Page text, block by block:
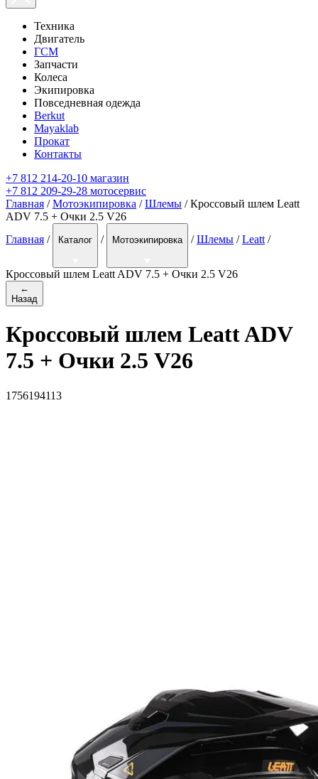
Техника
Двигатель
ГСМ
Запчасти
Колеса
Экипировка
Повседневная одежда
Berkut
Mayaklab
Прокат
Контакты
+7 812 214-20-10 магазин
+7 812 209-29-28 мотосервис
Главная /Мотоэкипировка /Шлемы / Кроссовый шлем Leatt
ADV 7.5 + Очки 2.5 V26
Главная / Каталог / Мотоэкипировка / Шлемы / Leatt /
Кроссовый шлем Leatt ADV 7.5 + Очки 2.5 V26
←
Назад
Кроссовый шлем Leatt ADV
7.5 + Очки 2.5 V26
1756194113